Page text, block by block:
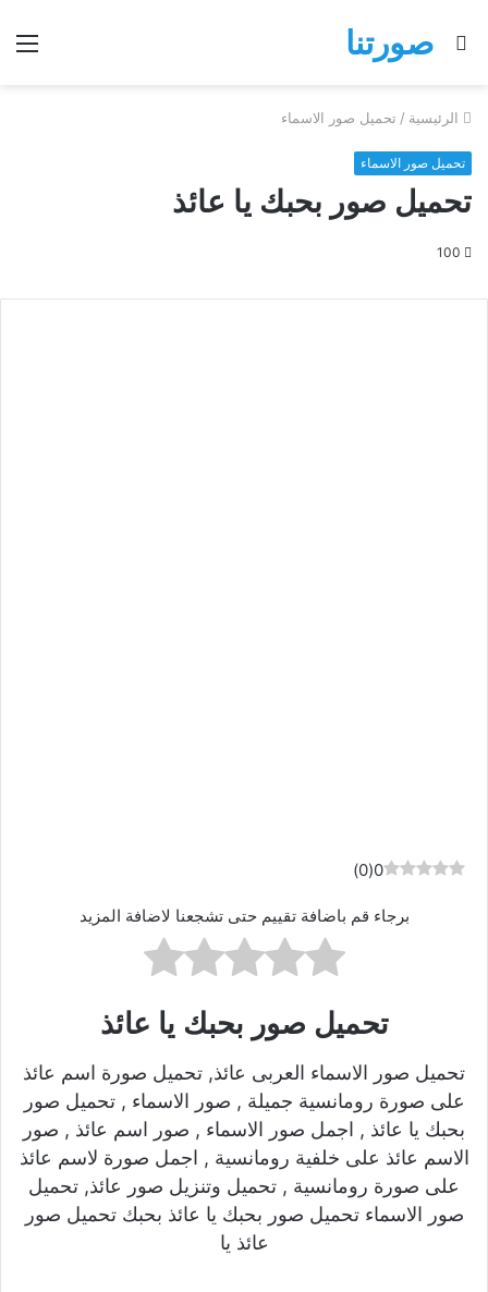
صورتنا
بحث
الرئيسية / تحميل صور الاسماء
تحميل صور الاسماء
تحميل صور بحبك يا عائذ
100
0
(
0
)
برجاء قم باضافة تقييم حتى تشجعنا لاضافة المزيد
تحميل صور بحبك يا عائذ
تحميل صور الاسماء العربى عائذ, تحميل صورة اسم عائذ
على صورة رومانسية جميلة , صور الاسماء , تحميل صور
بحبك يا عائذ , اجمل صور الاسماء , صور اسم عائذ , صور
الاسم عائذ على خلفية رومانسية , اجمل صورة لاسم عائذ
على صورة رومانسية , تحميل وتنزيل صور عائذ, تحميل
صور الاسماء تحميل صور بحبك يا عائذ بحبك تحميل صور
عائذ يا